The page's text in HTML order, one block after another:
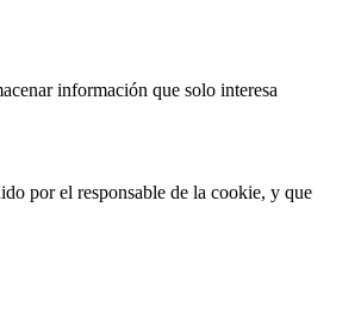
información que solo interesa
por el responsable de la cookie, y que